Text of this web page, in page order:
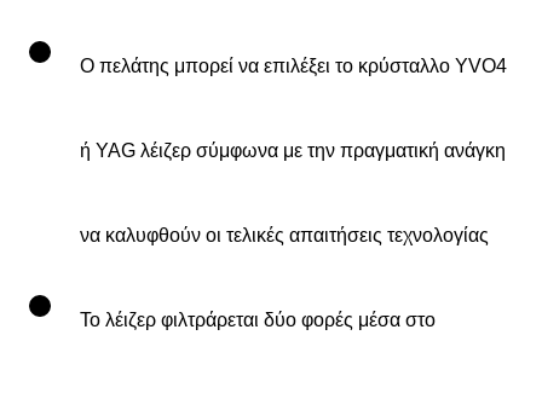
Ο πελάτης μπορεί να επιλέξει το κρύσταλλο YVO4
ή YAG λέιζερ σύμφωνα με την πραγματική ανάγκη
να καλυφθούν οι τελικές απαιτήσεις τεχνολογίας
Το λέιζερ φιλτράρεται δύο φορές μέσα στο